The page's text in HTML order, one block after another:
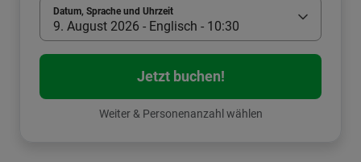
Datum, Sprache und Uhrzeit
9. August 2026 - Englisch - 10:30
Jetzt buchen!
Weiter & Personenanzahl wählen